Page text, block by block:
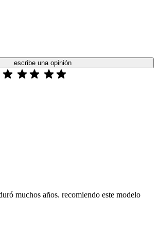
escribe una opinión
muchos años. recomiendo este modelo